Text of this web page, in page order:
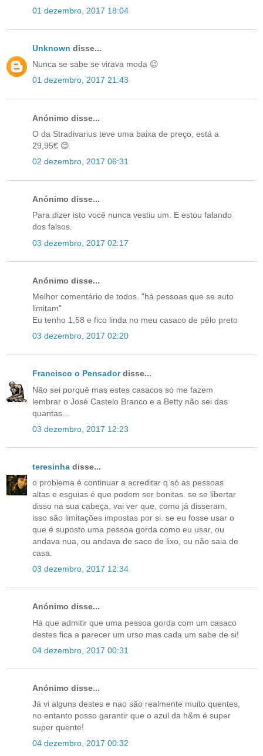
01 dezembro, 2017 18:04
Unknown disse...
Nunca se sabe se virava moda 😉
01 dezembro, 2017 21:43
Anónimo disse...
O da Stradivarius teve uma baixa de preço, está a
29,95€ 😊
02 dezembro, 2017 06:31
Anónimo disse...
Para dizer isto você nunca vestiu um. E estou falando
dos falsos.
03 dezembro, 2017 02:17
Anónimo disse...
Melhor comentário de todos. "há pessoas que se auto
limitam"
Eu tenho 1,58 e fico linda no meu casaco de pêlo preto
03 dezembro, 2017 02:20
Francisco o Pensadordisse...
Não sei porquê mas estes casacos só me fazem
lembrar o José Castelo Branco e a Betty não sei das
quantas...
03 dezembro, 2017 12:23
teresinha disse...
o problema é continuar a acreditar q só as pessoas
altas e esguias é que podem ser bonitas. se se libertar
disso na sua cabeça, vai ver que, como já disseram,
isso são limitações impostas por si. se eu fosse usar o
que é suposto uma pessoa gorda como eu usar, ou
andava nua, ou andava de saco de lixo, ou não saia de
casa.
03 dezembro, 2017 12:34
Anónimo disse...
Há que admitir que uma pessoa gorda com um casaco
destes fica a parecer um urso mas cada um sabe de si!
04 dezembro, 2017 00:31
Anónimo disse...
Já vi alguns destes e nao são realmente muito quentes,
no entanto posso garantir que o azul da h&m é super
super quente!
04 dezembro, 2017 00:32